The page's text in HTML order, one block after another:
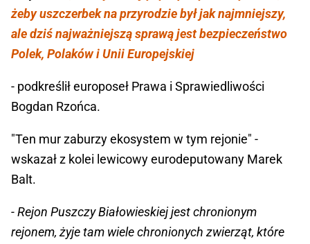
żeby uszczerbek na przyrodzie był jak najmniejszy,
ale dziś najważniejszą sprawą jest bezpieczeństwo
Polek, Polaków i Unii Europejskiej
- podkreślił europoseł Prawa i Sprawiedliwości
Bogdan Rzońca.
"Ten mur zaburzy ekosystem w tym rejonie" -
wskazał z kolei lewicowy eurodeputowany Marek
Balt.
- Rejon Puszczy Białowieskiej jest chronionym
rejonem, żyje tam wiele chronionych zwierząt, które